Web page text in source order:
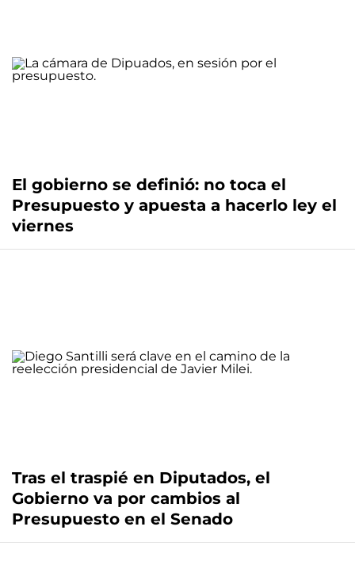
El gobierno se definió: no toca el
Presupuesto y apuesta a hacerlo ley el
viernes
Tras el traspié en Diputados, el
Gobierno va por cambios al
Presupuesto en el Senado